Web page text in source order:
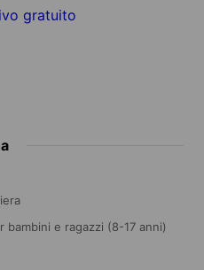
gratuito
bambini e ragazzi (8-17 anni)